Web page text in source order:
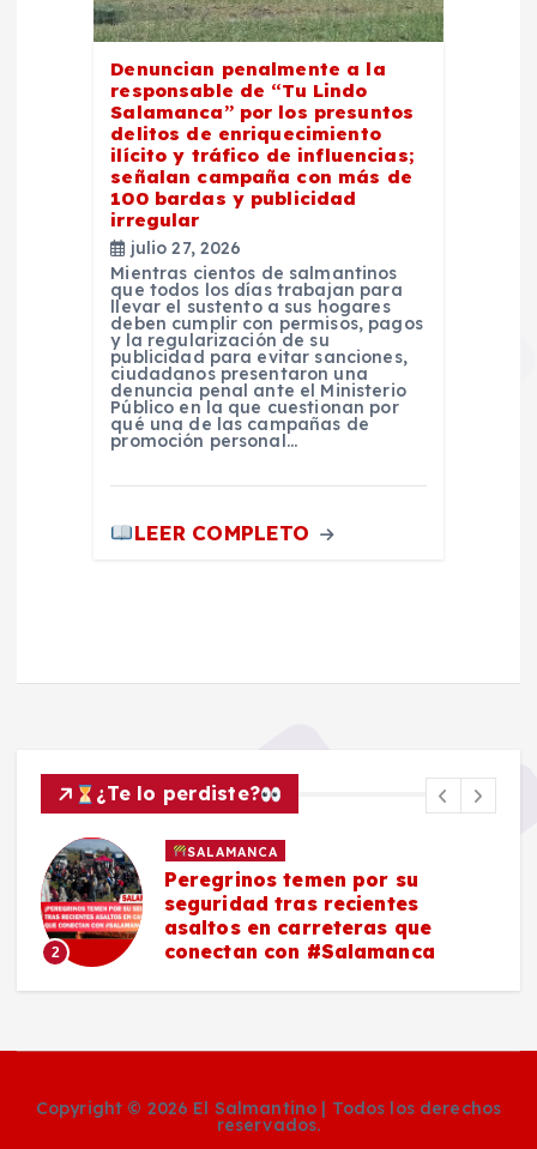
Denuncian penalmente a la
responsable de “Tu Lindo
Salamanca” por los presuntos
delitos de enriquecimiento
ilícito y tráfico de influencias;
señalan campaña con más de
100 bardas y publicidad
irregular
julio 27, 2026
Mientras cientos de salmantinos
que todos los días trabajan para
llevar el sustento a sus hogares
deben cumplir con permisos, pagos
y la regularización de su
publicidad para evitar sanciones,
ciudadanos presentaron una
denuncia penal ante el Ministerio
Público en la que cuestionan por
qué una de las campañas de
promoción personal…
LEER COMPLETO
¿Te lo perdiste?
2
SALAMANCA
Peregrinos temen por su
seguridad tras recientes
asaltos en carreteras que
conectan con #Salamanca
Copyright © 2026 El Salmantino | Todos los derechos
reservados.